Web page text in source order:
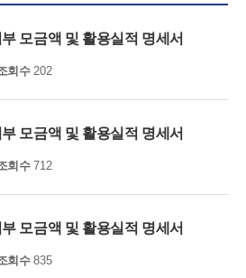
모금액 및 활용실적 명세서
회수202
모금액 및 활용실적 명세서
회수712
모금액 및 활용실적 명세서
회수835